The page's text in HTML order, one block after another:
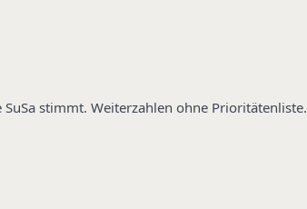
stimmt. Weiterzahlen ohne Prioritätenliste.